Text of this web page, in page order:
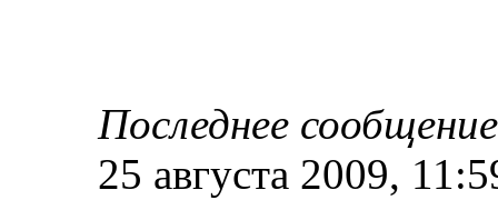
Последнее
25 августа 2009,